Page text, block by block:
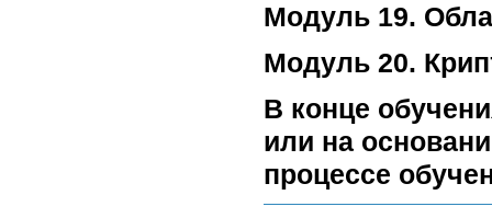
Модуль 19.
Модуль 20.
В конце
или на
процессе